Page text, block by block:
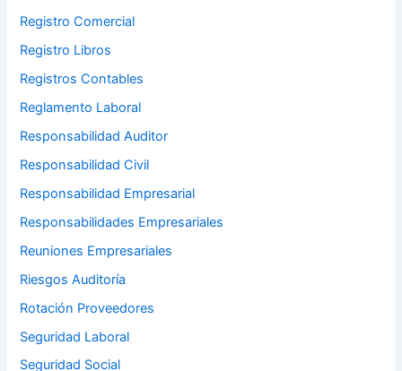
Registro Comercial
Registro Libros
Registros Contables
Reglamento Laboral
Responsabilidad Auditor
Responsabilidad Civil
Responsabilidad Empresarial
Responsabilidades Empresariales
Reuniones Empresariales
Riesgos Auditoría
Rotación Proveedores
Seguridad Laboral
Seguridad Social